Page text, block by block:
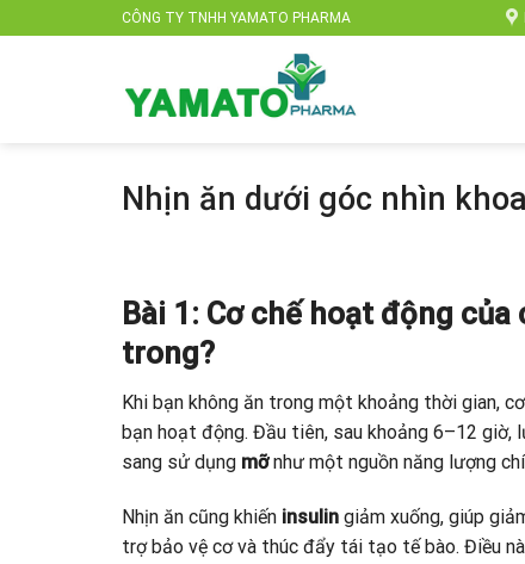
to
CÔNG TY TNHH YAMATO PHARMA
Nhịn ăn dưới góc nhìn
Bài 1: Cơ chế hoạt động
trong?
Khi bạn không ăn trong một khoảng thời gian,
bạn hoạt động. Đầu tiên, sau khoảng 6–12 giờ,
sang sử dụng mỡnhư một nguồn năng lượng
Nhịn ăn cũng khiến insulin giảm xuống, giúp
trợ bảo vệ cơ và thúc đẩy tái tạo tế bào. Điều